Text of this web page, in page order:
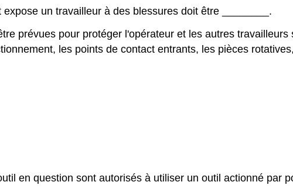
un travailleur à des blessures doit être
.
prévues pour protéger l'opérateur et les autres
les points de contact entrants, les pièces
en question sont autorisés à utiliser un outil actionné par